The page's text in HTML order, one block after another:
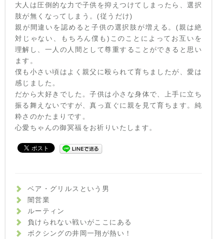
大人は圧倒的な力で子供を抑えつけてしまったら、選択
肢が無くなってしまう。(従うだけ)
親が間違いを認めると子供の選択肢が増える。(親は絶
対じゃない、もちろん僕も)このことによってお互いを
理解し、一人の人間として尊重することができると思い
ます。
僕も小さい頃はよく親父に殴られて育ちましたが、愛は
感じました。
だから大好きでした。子供は小さな身体で、上手に立ち
振る舞えないですが、真っ直ぐに親を見て育ちます。純
粋さのかたまりです。
心愛ちゃんの御冥福をお祈りいたします。
ベア・グリルスという男
闇営業
ルーティン
負けられない戦いがここにある
ボクシングの井岡一翔が熱い！